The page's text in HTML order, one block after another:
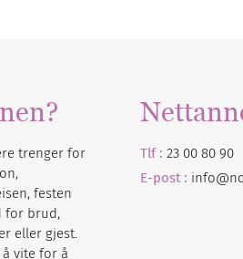
trenger for
festen
for brud,
eller gjest.
vite for å
Tlf : 23 00 80 90
E-post :